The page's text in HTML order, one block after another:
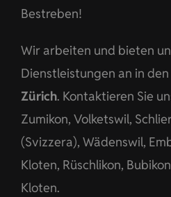
Bestreben!
Wir arbeiten und bieten
Dienstleistungen an in
Zürich. Kontaktieren Sie
Zumikon, Volketswil,
(Svizzera), Wädenswil,
Kloten, Rüschlikon,
Kloten.